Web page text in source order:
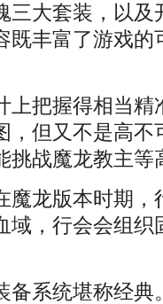
三大套装，以及
既丰富了游戏的
把握得相当精
，但又不是高不
挑战魔龙教主等
龙版本时期，
域，行会会组织
系统堪称经典